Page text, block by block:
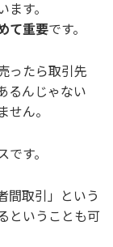
す。
て重要です。
ったら取引先
るんじゃない
ん。
す。
間取引」という
ということも可